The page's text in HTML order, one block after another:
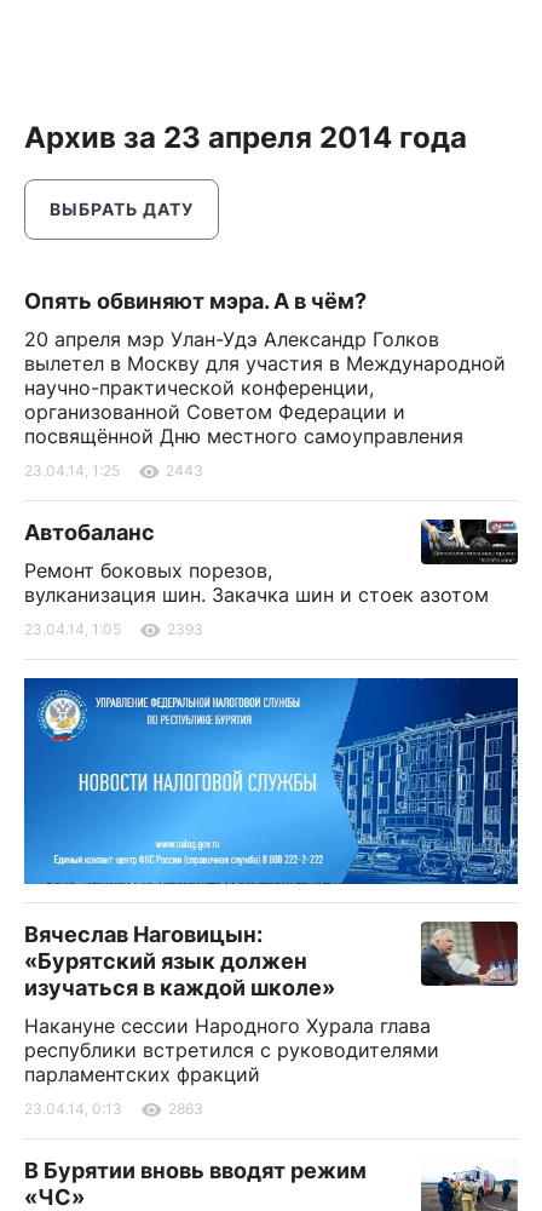
Архив за 23 апреля 2014 года
ВЫБРАТЬ ДАТУ
Опять обвиняют мэра. А в чём?
20 апреля мэр Улан-Удэ Александр Голков
вылетел в Москву для участия в Международной
научно-практической конференции,
организованной Советом Федерации и
посвящённой Дню местного самоуправления
23.04.14, 1:25 2443
Автобаланс
Ремонт боковых порезов,
вулканизация шин. Закачка шин и стоек азотом
23.04.14, 1:05 2393
Вячеслав Наговицын:
«Бурятский язык должен
изучаться в каждой школе»
Накануне сессии Народного Хурала глава
республики встретился с руководителями
парламентских фракций
23.04.14, 0:13 2863
В Бурятии вновь вводят режим
«ЧС»